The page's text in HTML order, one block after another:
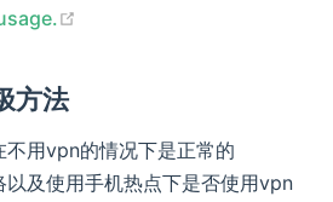
方法
不用vpn的情况下是正常的
以及使用手机热点下是否使用vpn